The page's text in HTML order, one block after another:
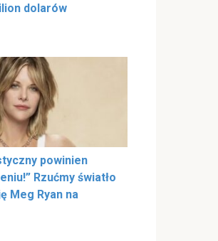
dolarów
powinien
Rzućmy światło
Meg Ryan na